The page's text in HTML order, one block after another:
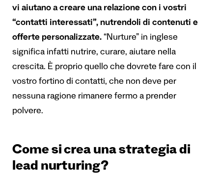
vi aiutano a creare una relazione con i vostri
“contatti interessati”, nutrendoli di contenuti e
offerte personalizzate. “Nurture” in inglese
significa infatti nutrire, curare, aiutare nella
crescita. È proprio quello che dovrete fare con il
vostro fortino di contatti, che non deve per
nessuna ragione rimanere fermo a prender
polvere.
Come si crea una strategia di
lead nurturing?